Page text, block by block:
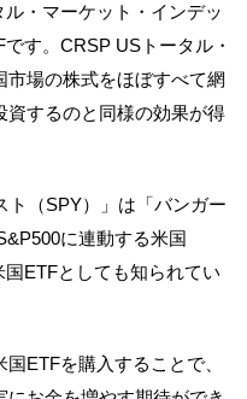
・マーケット・インデッ
す。CRSP USトータル・
場の株式をほぼすべて網
資するのと同様の効果が得
ト（SPY）」は「バンガー
に連動する米国
ETFとしても知られてい
ETFを購入することで、